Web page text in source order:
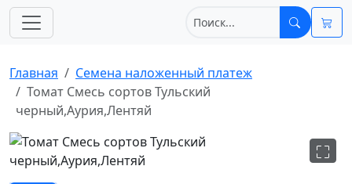
Главная
Cемена наложенный платеж
Томат Смесь сортов Тульский
черный,Аурия,Лентяй